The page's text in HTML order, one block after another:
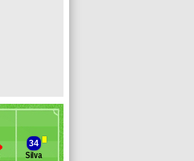
>
34
Silva